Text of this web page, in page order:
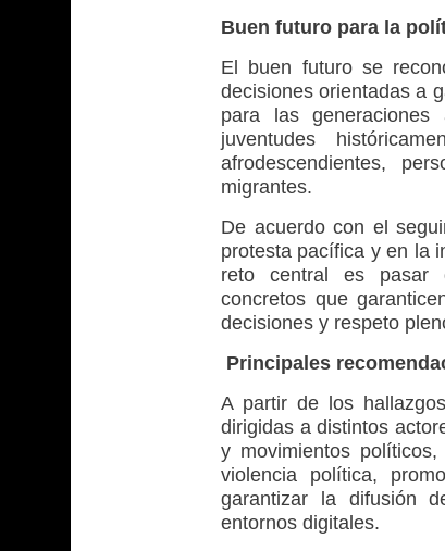
Buen futuro para la
El buen futuro se
decisiones orientadas a
para las
juventudes
afrodescendientes,
migrantes.
De acuerdo con el
protesta pacífica y en la
reto central es pasar
concretos que
decisiones y respeto
Principales
A partir de los
dirigidas a distintos
y movimientos
violencia política,
garantizar la difusión
entornos digitales.